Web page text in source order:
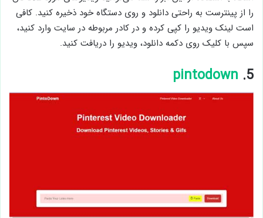
را از پینترست به راحتی دانلود و روی دستگاه خود ذخیره کنید. کافی
است لینک ویدیو را کپی کرده و در کادر مربوطه در سایت وارد کنید،
سپس با کلیک روی دکمه دانلود، ویدیو را دریافت کنید.
5.
pintodown